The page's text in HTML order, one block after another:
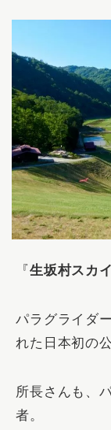
『生坂村スカ
パラグライダ
れた日本初の
所長さんも、
者。